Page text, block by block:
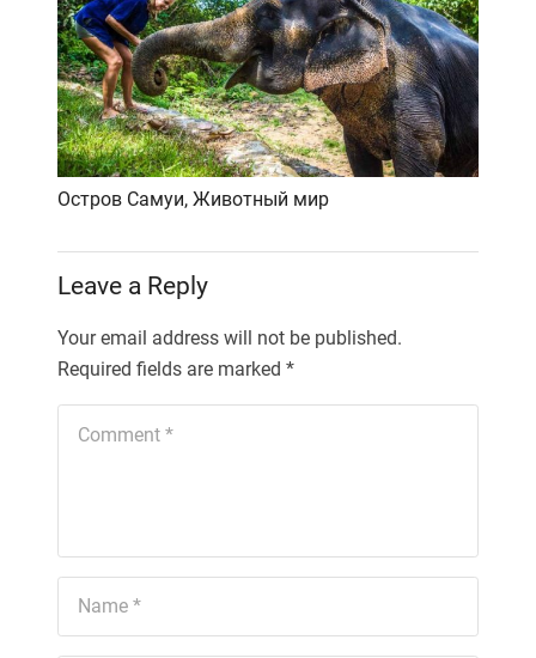
Остров Самуи, Животный мир
Leave a Reply
Your email address will not be published.
Required fields are marked *